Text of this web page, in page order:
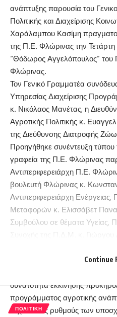
ανάπτυξης παρουσία του
Πολιτικής και Διαχείρισης
Χαράλαμπου Κασίμη
της Π.Ε. Φλώρινας την
“Θόδωρος Αγγελόπουλος” του
Φλώρινας.
Τον Γενικό Γραμματέα
Υπηρεσίας Διαχείρισης
κ. Νικόλαος Μανέτας, η
Αγροτικής Πολιτικής κ.
της Διεύθυνσης Διατροφής
Προηγήθηκε συνέντευξη
γραφεία της Π.Ε. Φλώρινας
Αντιπεριφερειάρχη Π.Ε.
βουλευτή Φλώρινας κ.
Αντιπεριφερειάρχη Ενέργειας,
Μεταφορών κ. Ελισσάβετ
Συμβούλου σε θέματα Υγείας,
Ο κ. Κασίμης, αφού
δυνατότητα εκκίνησης
προγράμματος αγροτικής
ταχύτατους ρυθμούς των
Continue
ΠΟΛΙΤΙΚΉ